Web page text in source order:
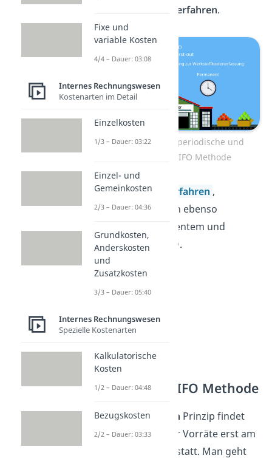
Verbrauchsfolgeverfahren.
Unterscheidung periodische und
permanente LIFO Methode
Wie beimFIFO Verfahren ,
unterscheidet man ebenso
zwischen permanentem und
periodischem LIFO.
Periodische LIFO Methode
Beimperiodischen Prinzip findet
die Bewertung
der Vorräte erst am
statt. Man geht
Fixe und
variable Kosten
4/4 – Dauer: 03:08
Internes Rechnungswesen
Kostenarten im Detail
Einzelkosten
1/3 – Dauer: 03:22
Einzel- und
Gemeinkosten
2/3 – Dauer: 04:36
Grundkosten,
Anderskosten
und
Zusatzkosten
3/3 – Dauer: 05:40
Internes Rechnungswesen
Spezielle Kostenarten
Kalkulatorische
Kosten
1/2 – Dauer: 04:48
Bezugskosten
2/2 – Dauer: 03:33